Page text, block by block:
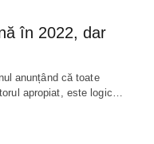
în 2022, dar
anunțând că toate
apropiat, este logic…